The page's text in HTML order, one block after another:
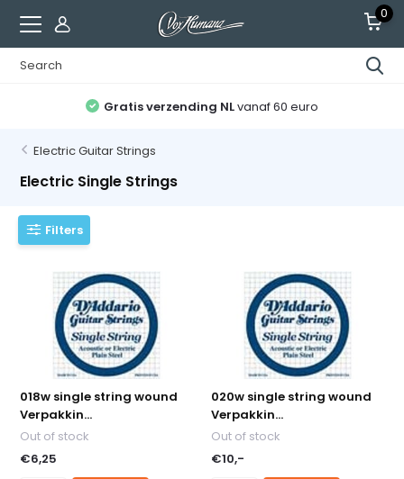
0
Gratis verzending NLvanaf 60 euro
Electric Guitar Strings
Electric Single Strings
Filters
018w single string wound
Verpakkin...
Out of stock
€6,25
020w single string wound
Verpakkin...
Out of stock
€10,-